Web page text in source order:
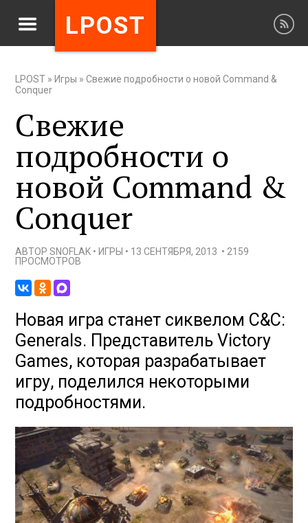
LPOST
LPOST » Игры »Свежие подробности о новой Command &
Conquer
Свежие
подробности о
новой Command &
Conquer
АВТОРSNOFLAK • ИГРЫ • 13 СЕНТЯБРЯ, 2013 • 2159
ПРОСМОТРОВ
Новая игра станет сиквелом C&C:
Generals. Представитель Victory
Games, которая разрабатывает
игру, поделился некоторыми
подробностями.